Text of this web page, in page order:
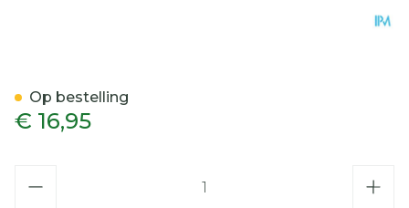
€ 16,95
Op bestelling